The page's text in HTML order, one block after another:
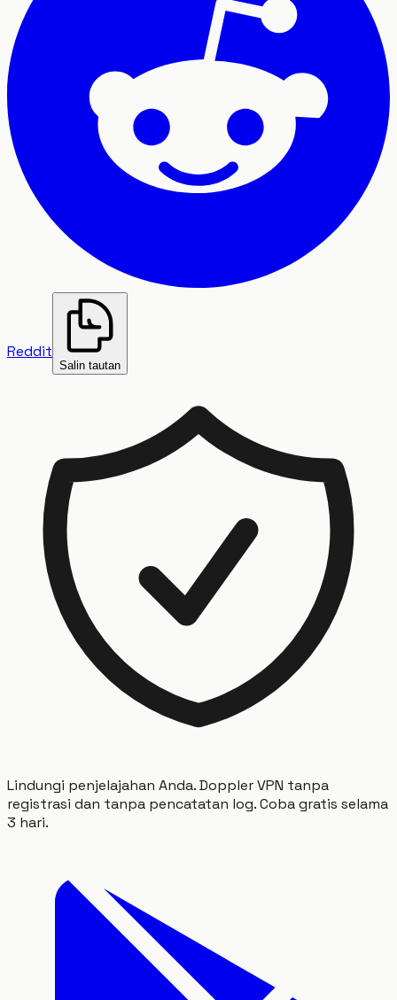
Reddit
Salin tautan
Lindungi penjelajahan Anda. Doppler VPN tanpa
registrasi dan tanpa pencatatan log. Coba gratis selama
3 hari.